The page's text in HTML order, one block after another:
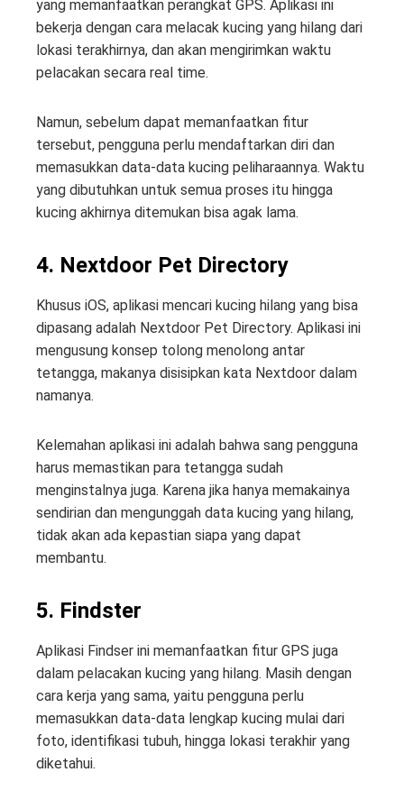
yang memanfaatkan perangkat GPS. Aplikasi ini
bekerja dengan cara melacak kucing yang hilang dari
lokasi terakhirnya, dan akan mengirimkan waktu
pelacakan secara real time.
Namun, sebelum dapat memanfaatkan fitur
tersebut, pengguna perlu mendaftarkan diri dan
memasukkan data-data kucing peliharaannya. Waktu
yang dibutuhkan untuk semua proses itu hingga
kucing akhirnya ditemukan bisa agak lama.
4. Nextdoor Pet Directory
Khusus iOS, aplikasi mencari kucing hilang yang bisa
dipasang adalah Nextdoor Pet Directory. Aplikasi ini
mengusung konsep tolong menolong antar
tetangga, makanya disisipkan kata Nextdoor dalam
namanya.
Kelemahan aplikasi ini adalah bahwa sang pengguna
harus memastikan para tetangga sudah
menginstalnya juga. Karena jika hanya memakainya
sendirian dan mengunggah data kucing yang hilang,
tidak akan ada kepastian siapa yang dapat
membantu.
5. Findster
Aplikasi Findser ini memanfaatkan fitur GPS juga
dalam pelacakan kucing yang hilang. Masih dengan
cara kerja yang sama, yaitu pengguna perlu
memasukkan data-data lengkap kucing mulai dari
foto, identifikasi tubuh, hingga lokasi terakhir yang
diketahui.